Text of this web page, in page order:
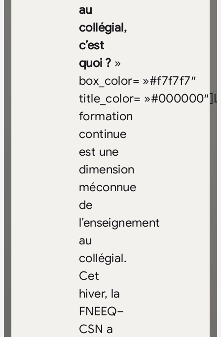
au
collégial,
c’est
quoi ? »
box_color= »#f7f7f7″
title_color=
formation
continue
est une
dimension
méconnue
de
l’enseignement
au
collégial.
Cet
hiver, la
FNEEQ–
CSN a